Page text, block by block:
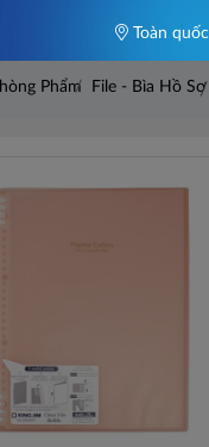
Toàn quốc
Phẩm File - Bìa Hồ Sơ